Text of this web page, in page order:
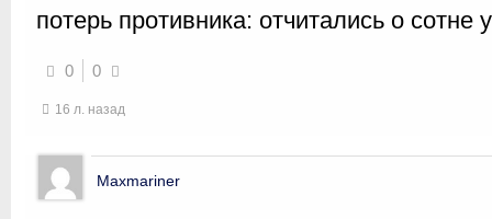
потерь противника: отчитались о
0 0
16 л. назад
Maxmariner